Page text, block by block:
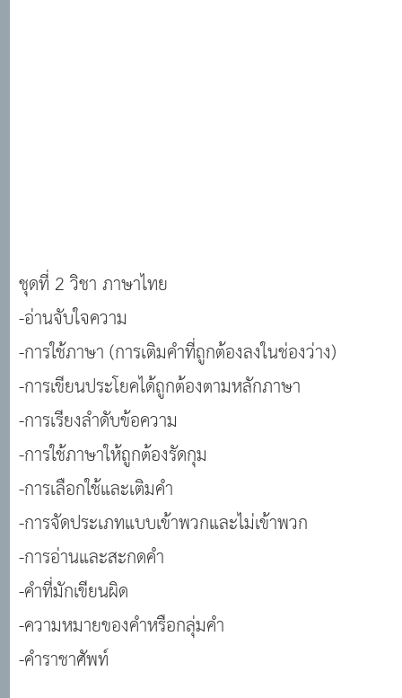
ชุดที่ 2 วิชา ภาษาไทย
-อ่านจับใจความ
-การใช้ภาษา (การเติมคำที่ถูกต้องลงในช่องว่าง)
-การเขียนประโยคได้ถูกต้องตามหลักภาษา
-การเรียงลำดับข้อความ
-การใช้ภาษาให้ถูกต้องรัดกุม
-การเลือกใช้และเติมคำ
-การจัดประเภทแบบเข้าพวกและไม่เข้าพวก
-การอ่านและสะกดคำ
-คำที่มักเขียนผิด
-ความหมายของคำหรือกลุ่มคำ
-คำราชาศัพท์